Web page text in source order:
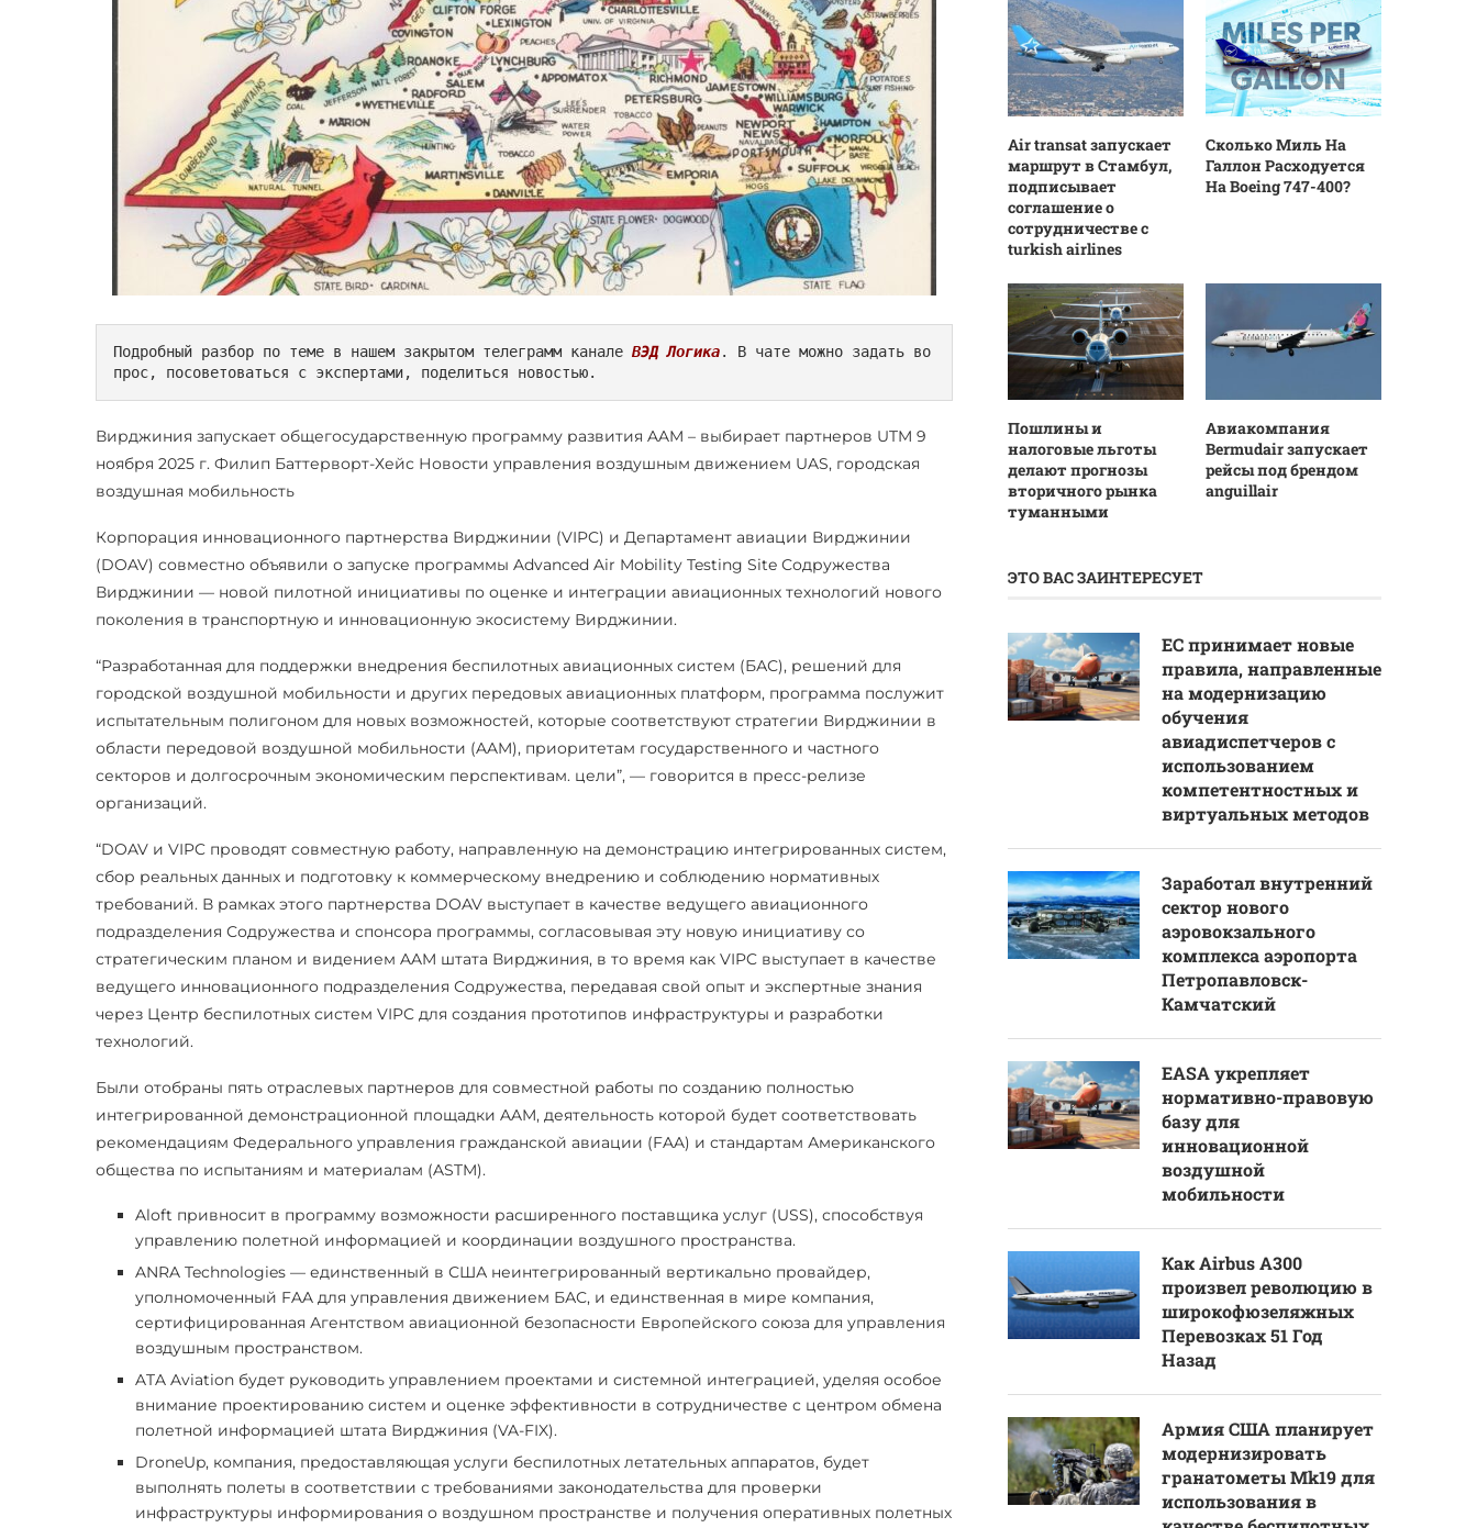
Подробный разбор по теме в нашем закрытом телеграмм канале ВЭД Логика. В чате можно задать во
прос, посоветоваться с экспертами, поделиться новостью.
Вирджиния запускает общегосударственную программу развития AAM – выбирает партнеров UTM 9
ноября 2025 г. Филип Баттерворт-Хейс Новости управления воздушным движением UAS, городская
воздушная мобильность
Корпорация инновационного партнерства Вирджинии (VIPC) и Департамент авиации Вирджинии
(DOAV) совместно объявили о запуске программы Advanced Air Mobility Testing Site Содружества
Вирджинии — новой пилотной инициативы по оценке и интеграции авиационных технологий нового
поколения в транспортную и инновационную экосистему Вирджинии.
“Разработанная для поддержки внедрения беспилотных авиационных систем (БАС), решений для
городской воздушной мобильности и других передовых авиационных платформ, программа послужит
испытательным полигоном для новых возможностей, которые соответствуют стратегии Вирджинии в
области передовой воздушной мобильности (AAM), приоритетам государственного и частного
секторов и долгосрочным экономическим перспективам. цели”, — говорится в пресс-релизе
организаций.
“DOAV и VIPC проводят совместную работу, направленную на демонстрацию интегрированных систем,
сбор реальных данных и подготовку к коммерческому внедрению и соблюдению нормативных
требований. В рамках этого партнерства DOAV выступает в качестве ведущего авиационного
подразделения Содружества и спонсора программы, согласовывая эту новую инициативу со
стратегическим планом и видением AAM штата Вирджиния, в то время как VIPC выступает в качестве
ведущего инновационного подразделения Содружества, передавая свой опыт и экспертные знания
через Центр беспилотных систем VIPC для создания прототипов инфраструктуры и разработки
технологий.
Были отобраны пять отраслевых партнеров для совместной работы по созданию полностью
интегрированной демонстрационной площадки AAM, деятельность которой будет соответствовать
рекомендациям Федерального управления гражданской авиации (FAA) и стандартам Американского
общества по испытаниям и материалам (ASTM).
Aloft привносит в программу возможности расширенного поставщика услуг (USS), способствуя
управлению полетной информацией и координации воздушного пространства.
ANRA Technologies — единственный в США неинтегрированный вертикально провайдер,
уполномоченный FAA для управления движением БАС, и единственная в мире компания,
сертифицированная Агентством авиационной безопасности Европейского союза для управления
воздушным пространством.
ATA Aviation будет руководить управлением проектами и системной интеграцией, уделяя особое
внимание проектированию систем и оценке эффективности в сотрудничестве с центром обмена
полетной информацией штата Вирджиния (VA-FIX).
DroneUp, компания, предоставляющая услуги беспилотных летательных аппаратов, будет
выполнять полеты в соответствии с требованиями законодательства для проверки
инфраструктуры информирования о воздушном пространстве и получения оперативных полетных
Air transat запускает
маршрут в Стамбул,
подписывает
соглашение о
сотрудничестве с
turkish airlines
Сколько Миль На
Галлон Расходуется
На Boeing 747-400?
Пошлины и
налоговые льготы
делают прогнозы
вторичного рынка
туманными
Авиакомпания
Bermudair запускает
рейсы под брендом
anguillair
ЭТО ВАС ЗАИНТЕРЕСУЕТ
ЕС принимает новые
правила, направленные
на модернизацию
обучения
авиадиспетчеров с
использованием
компетентностных и
виртуальных методов
Заработал внутренний
сектор нового
аэровокзального
комплекса аэропорта
Петропавловск-
Камчатский
EASA укрепляет
нормативно-правовую
базу для
инновационной
воздушной
мобильности
Как Airbus A300
произвел революцию в
широкофюзеляжных
Перевозках 51 Год
Назад
Армия США планирует
модернизировать
гранатометы Mk19 для
использования в